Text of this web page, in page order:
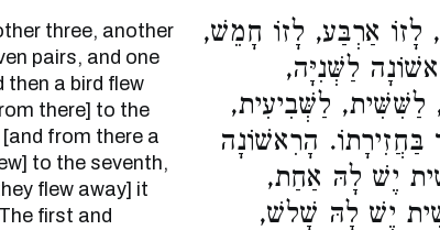
three, another
pairs, and one
then a bird flew
there] to the
from there a
to the seventh,
flew away] it
first and
לָזוֹ אַרְבַּע, לָזוֹ חָמֵשׁ,
לַשְּׁנִיָּה,
לַשִּׁשִּׁית, לַשְּׁבִיעִית,
הָרִאשׁוֹנָה
יֶשׁ לָהּ אַחַת,
יֶשׁ לָהּ שָׁלשׁ,